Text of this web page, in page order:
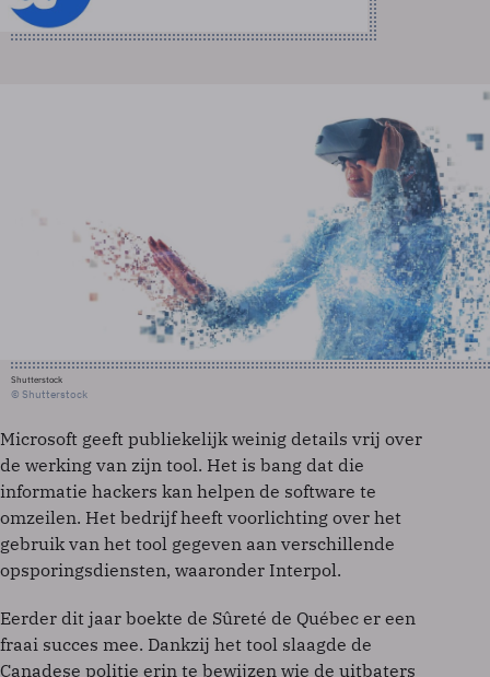
Shutterstock
© Shutterstock
Microsoft geeft publiekelijk weinig details vrij over
de werking van zijn tool. Het is bang dat die
informatie hackers kan helpen de software te
omzeilen. Het bedrijf heeft voorlichting over het
gebruik van het tool gegeven aan verschillende
opsporingsdiensten, waaronder Interpol.
Eerder dit jaar boekte de Sûreté de Québec er een
fraai succes mee. Dankzij het tool slaagde de
Canadese politie erin te bewijzen wie de uitbaters